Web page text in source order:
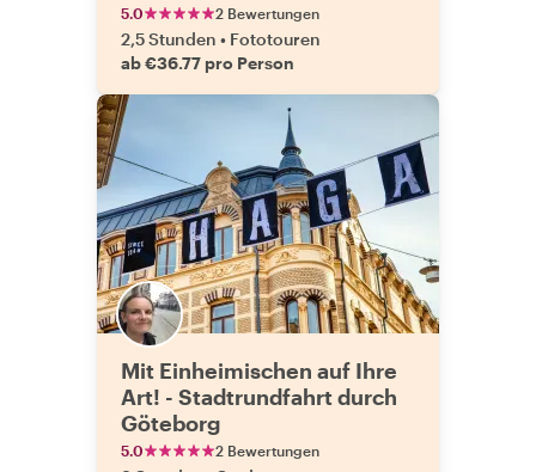
5.0 2 Bewertungen
2,5 Stunden • Fototouren
ab €36.77 pro Person
Mit Einheimischen auf Ihre
Art! - Stadtrundfahrt durch
Göteborg
5.0 2 Bewertungen